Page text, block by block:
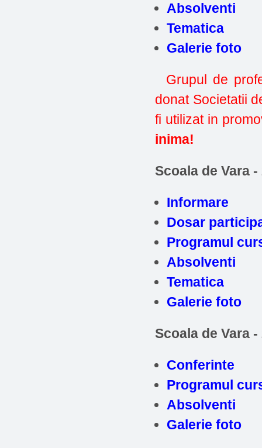
Absolventi
Tematica
Galerie foto
Grupul de
donat Societatii
fi utilizat in
inima!
Scoala de Vara -
Informare
Dosar
Programul
Absolventi
Tematica
Galerie foto
Scoala de Vara -
Conferinte
Programul
Absolventi
Galerie foto